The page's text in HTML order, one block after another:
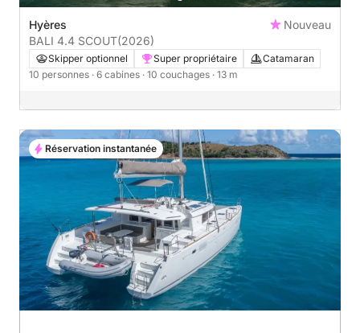
Hyères
Nouveau
BALI 4.4 SCOUT(2026)
Skipper optionnel Super propriétaire
Catamaran
10 personnes · 6 cabines · 10 couchages · 13 m
Réservation instantanée